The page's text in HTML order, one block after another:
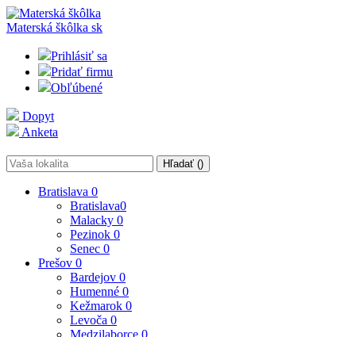
Materská škôlka sk
Prihlásiť sa
Pridať firmu
Obľúbené
Dopyt
Anketa
Hľadať ()
Bratislava 0
Bratislava0
Malacky 0
Pezinok 0
Senec 0
Prešov 0
Bardejov 0
Humenné 0
Kežmarok 0
Levoča 0
Medzilaborce 0